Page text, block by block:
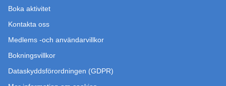
Boka aktivitet
Kontakta oss
Medlems -och användarvillkor
Bokningsvillkor
Dataskyddsförordningen (GDPR)